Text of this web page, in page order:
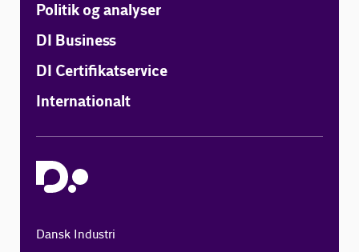
Politik og analyser
DI Business
DI Certifikatservice
Internationalt
Dansk Industri